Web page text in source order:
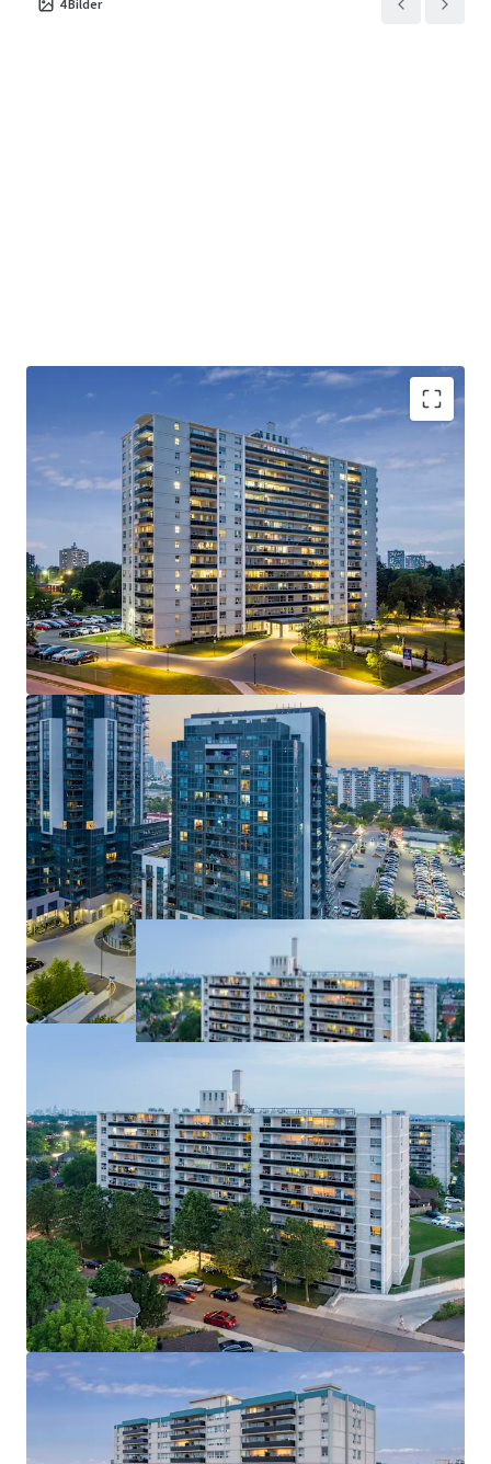
4Bilder
Four high-rise concrete apartment buildings
consisting of 633 suites
Strategically positioned in high-growth suburban
Toronto markets
62% two-bedroom or larger suites with 865 sf
average suite size
Well capitalized with strong foundations for
repositioning
The Properties are available both individually or as
a Portfolio